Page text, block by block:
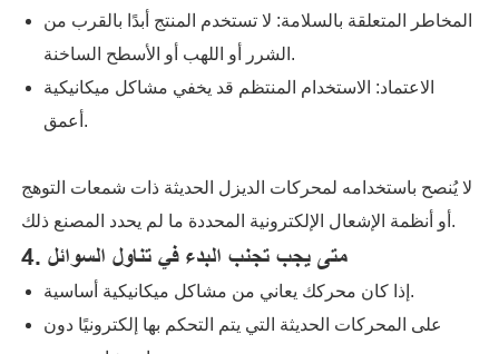
المخاطر المتعلقة بالسلامة: لا تستخدم المنتج أبدًا بالقرب من
الشرر أو اللهب أو الأسطح الساخنة.
الاعتماد: الاستخدام المنتظم قد يخفي مشاكل ميكانيكية
أعمق.
لا يُنصح باستخدامه لمحركات الديزل الحديثة ذات شمعات التوهج
أو أنظمة الإشعال الإلكترونية المحددة ما لم يحدد المصنع ذلك.
4. متى يجب تجنب البدء في تناول السوائل
إذا كان محركك يعاني من مشاكل ميكانيكية أساسية.
على المحركات الحديثة التي يتم التحكم بها إلكترونيًا دون